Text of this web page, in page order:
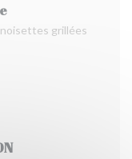
grillées